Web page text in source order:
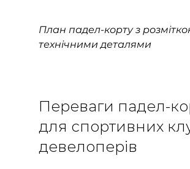
План падел-корту з
технічними деталями
Переваги падел-
для спортивних
девелоперів